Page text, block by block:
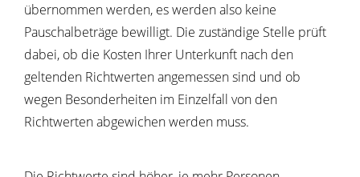
übernommen werden, es werden also keine
Pauschalbeträge bewilligt. Die zuständige Stelle prüft
dabei, ob die Kosten Ihrer Unterkunft nach den
geltenden Richtwerten angemessen sind und ob
wegen Besonderheiten im Einzelfall von den
Richtwerten abgewichen werden muss.